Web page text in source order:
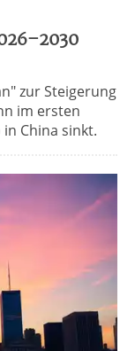
zur Steigerung
im ersten
China sinkt.